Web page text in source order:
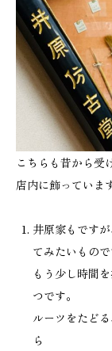
こちらも昔から受
店内に飾っていま
井原家もです
てみたいもので
もう少し時間
つです。
ルーツをたど
ら